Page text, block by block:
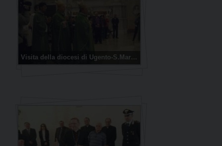
Visita della diocesi di Ugento-S.Maria di Leuca a Molfetta, 2012